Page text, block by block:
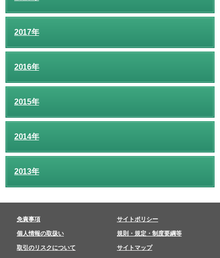
2017年
2016年
2015年
2014年
2013年
免責事項 サイトポリシー
個人情報の取扱い 規則・規定・制度要綱等
取引のリスクについて サイトマップ